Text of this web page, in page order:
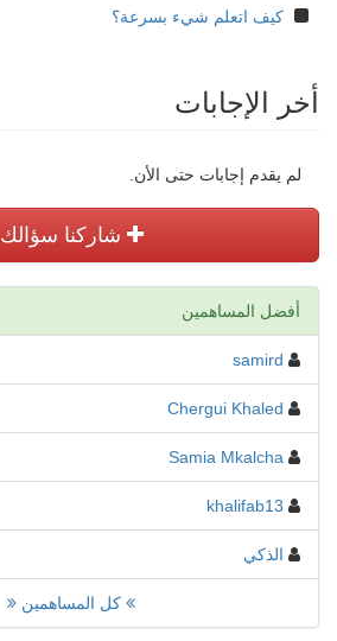
كيف اتعلم شيء بسرعة؟
أخر الإجابات
لم يقدم إجابات حتى الأن.
شاركنا سؤالك
أفضل المساهمين
samird
Chergui Khaled
Samia Mkalcha
khalifab13
الذكي
كل المساهمين